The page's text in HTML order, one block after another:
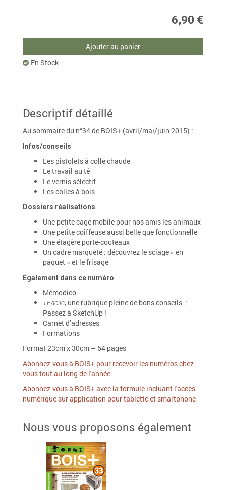
6,90 €
Ajouter au panier
En Stock
Descriptif détaillé
Au sommaire du n°34 de BOIS+ (avril/mai/juin 2015) :
Infos/conseils
Les pistolets à colle chaude
Le travail au té
Le vernis sélectif
Les colles à bois
Dossiers réalisations
Une petite cage mobile pour nos amis les animaux
Une petite coiffeuse aussi belle que fonctionnelle
Une étagère porte-couteaux
Un cadre marqueté : découvrez le sciage « en
paquet » et le frisage
Également dans ce numéro
Mémodico
+Facile, une rubrique pleine de bons conseils :
Passez à SketchUp !
Carnet d’adresses
Formations
Format 23cm x 30cm – 64 pages
Abonnez-vous à BOIS+ pour recevoir les numéros chez
vous tout au long de l'année
Abonnez-vous à BOIS+ avec la formule incluant l'accès
numérique sur application pour tablette et smartphone
Nous vous proposons également